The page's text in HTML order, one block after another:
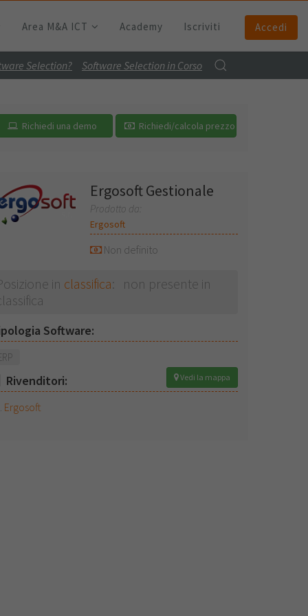
Area M&A ICT Academy Iscriviti Accedi
Selection? Software Selection in Corso
Richiedi una demo Richiedi/calcola prezzo
Ergosoft Gestionale
Prodotto da:
Ergosoft
Non definito
in classifica: non presente in
Software:
Rivenditori: Vedi la mappa
Ergosoft